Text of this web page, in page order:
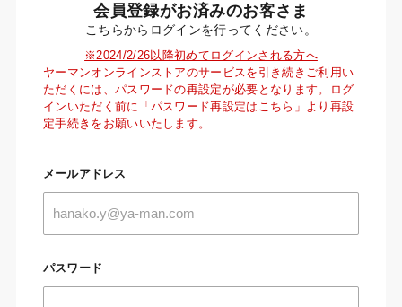
会員登録がお済みのお客さま
こちらからログインを行ってください。
※2024/2/26以降初めてログインされる方へ
ヤーマンオンラインストアのサービスを引き続きご利用い
ただくには、パスワードの再設定が必要となります。ログ
インいただく前に「パスワード再設定はこちら」より再設
定手続きをお願いいたします。
メールアドレス
パスワード